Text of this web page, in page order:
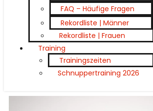
FAQ – Häufige Fragen
Rekordliste | Männer
Rekordliste | Frauen
Training
Trainingszeiten
Schnuppertraining 2026